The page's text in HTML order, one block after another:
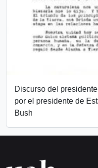
Discurso del
por el presidente de
Bush